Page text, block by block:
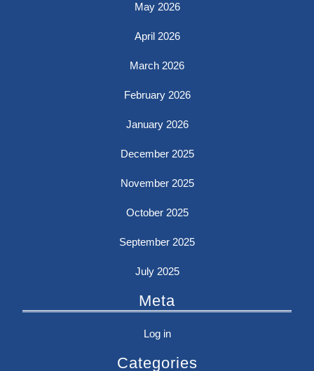
May 2026
April 2026
March 2026
February 2026
January 2026
December 2025
November 2025
October 2025
September 2025
July 2025
Meta
Log in
Categories